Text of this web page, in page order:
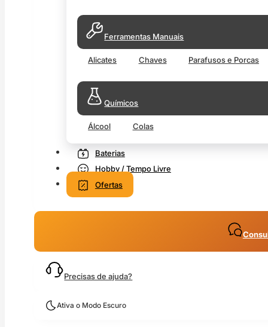
Ferramentas Manuais
Alicates Chaves Parafusos e Porcas
Químicos
Álcool Colas
Baterias
Hobby / Tempo Livre
Ofertas
Precisas de ajuda?
Ativa o Modo Escuro